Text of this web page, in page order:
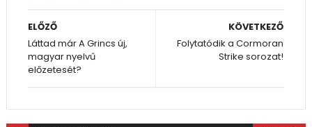
KÖVETKEZŐ
Folytatódik a Cormoran
Strike sorozat!
ELŐZŐ
Láttad már A Grincs új,
magyar nyelvű
előzetesét?